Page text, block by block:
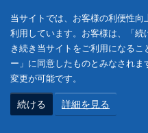
当サイトでは、お客様の利便性
利用しています。お客様は、「
き続き当サイトをご利用になる
ー」に同意したものとみなされ
変更が可能です。
続ける 詳細を見る